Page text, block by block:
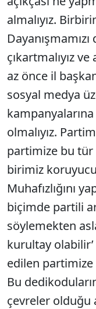
almalıyız.
çıkartmalıyız
az önce il
sosyal medya
olmalıyız.
partimize bu tür
birimiz
Muhafızlığını
biçimde partili
söylemekten
kurultay
edilen
Bu
çevreler olduğu